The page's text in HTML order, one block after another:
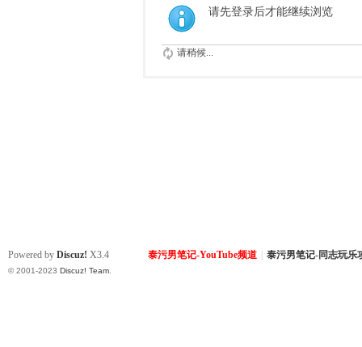
请先登录后才能继续浏览
请稍候...
泰污男笔记-YouTube频道 泰污男笔记-同志玩乐
Powered by Discuz! X3.4
© 2001-2023 Discuz! Team.